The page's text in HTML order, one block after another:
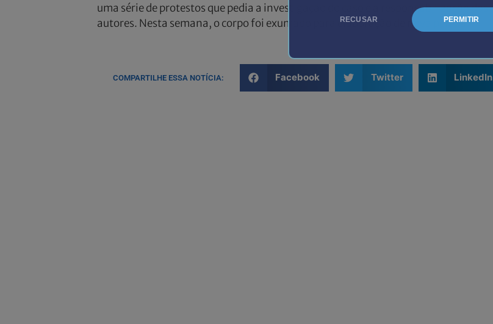
RECUSAR PERMITIR
uma série de protestos que pedia a investigação do caso e a responsabilização dos
autores. Nesta semana, o corpo foi exumado para elaboração de nova perícia.
COMPARTILHE ESSA NOTÍCIA: Facebook Twitter LinkedIn